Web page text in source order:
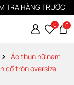
HÀNG TRƯỚC KHI
0 0
Áo thun nữ nam
cổ tròn oversize